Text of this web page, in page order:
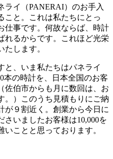
ライ（PANERAI）のお手入
こと。これは私たちにとっ
仕事です。何故ならば、時計
れるからです。これほど光栄
します。
と、いま私たちはパネライ
本の時計を、日本全国のお客
佐伯市からも月に数回は、お
。）このうち見積もりにご納
が９割近く。創業から今日に
いましたお客様は10,000を
ことと思っております。